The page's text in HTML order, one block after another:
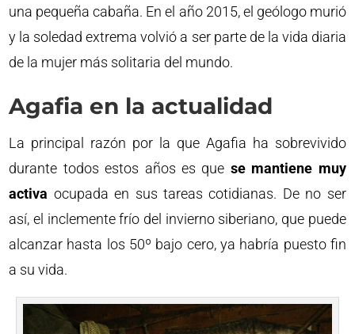
una pequeña cabaña. En el año 2015, el geólogo murió
y la soledad extrema volvió a ser parte de la vida diaria
de la mujer más solitaria del mundo.
Agafia en la actualidad
La principal razón por la que Agafia ha sobrevivido
durante todos estos años es que se mantiene muy
activa ocupada en sus tareas cotidianas. De no ser
así, el inclemente frío del invierno siberiano, que puede
alcanzar hasta los 50º bajo cero, ya habría puesto fin
a su vida.